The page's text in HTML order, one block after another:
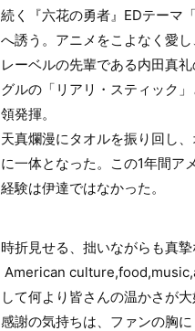
続く『六花の勇者』EDテーマ
へ誘う。アニメをこよなく愛
レーベルの先輩である内田真
グルの「リアリ・スティック
領発揮。
天真爛漫にタオルを振り回し
に一体となった。この1年間ア
経験は伊達ではなかった。
時折見せる、拙いながらも真
American
して何より皆さんの温かさが
感謝の気持ちは、ファンの胸に